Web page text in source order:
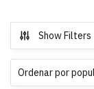
Show Filters